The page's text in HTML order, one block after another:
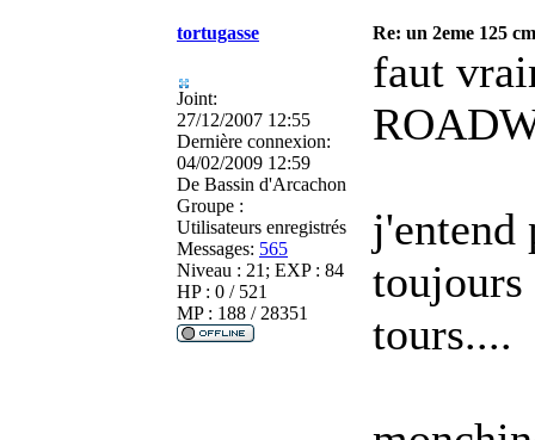
tortugasse Re: un 2eme 125
Joint:
27/12/2007 12:55
Dernière connexion:
04/02/2009 12:59
De Bassin d'Arcachon
Groupe :
Utilisateurs enregistrés
Messages: 565
Niveau : 21; EXP : 84
HP : 0 / 521
MP : 188 / 28351
faut
j'entend
toujours
tours....